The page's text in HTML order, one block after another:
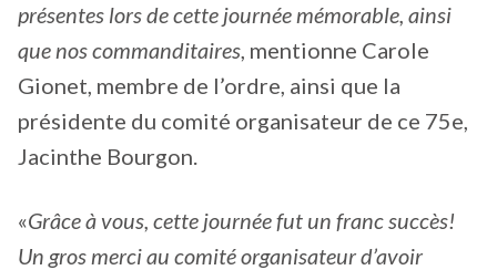
présentes lors de cette journée mémorable, ainsi
que nos commanditaires, mentionne Carole
Gionet, membre de l’ordre, ainsi que la
présidente du comité organisateur de ce 75e,
Jacinthe Bourgon.
«Grâce à vous, cette journée fut un franc succès!
Un gros merci au comité organisateur d’avoir